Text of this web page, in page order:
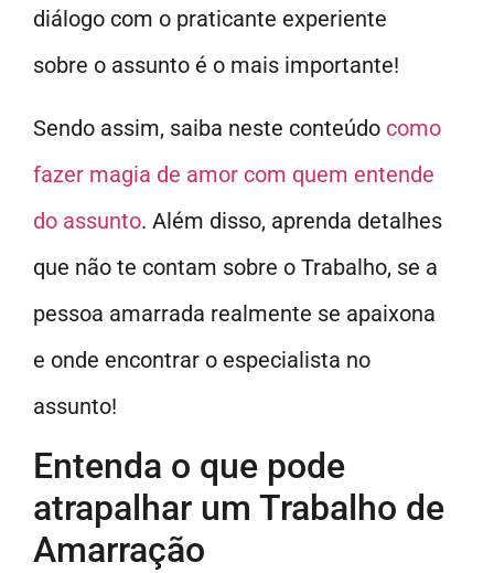
diálogo com o praticante experiente
sobre o assunto é o mais importante!
Sendo assim, saiba neste conteúdo como
fazer magia de amor com quem entende
do assunto. Além disso, aprenda detalhes
que não te contam sobre o Trabalho, se a
pessoa amarrada realmente se apaixona
e onde encontrar o especialista no
assunto!
Entenda o que pode
atrapalhar um Trabalho de
Amarração